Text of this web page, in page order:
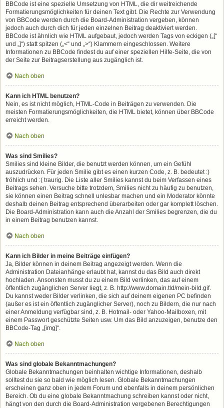
BBCode ist eine spezielle Umsetzung von HTML, die dir weitreichende
Formatierungsmöglichkeiten für deinen Text gibt. Die Rechte zur Verwendung
von BBCode werden durch die Board-Administration vergeben, können
jedoch auch durch dich für jeden einzelnen Beitrag deaktiviert werden.
BBCode ist ähnlich wie HTML aufgebaut, jedoch werden Tags von eckigen („[“
und „]“) statt spitzen („<“ und „>“) Klammern eingeschlossen. Weitere
Informationen zu BBCode findest du auf einer speziellen Hilfe-Seite, die von
der Seite zur Beitragserstellung aus zugänglich ist.
Nach oben
Kann ich HTML benutzen?
Nein, es ist nicht möglich, HTML-Code in Beiträgen zu verwenden. Die
meisten Formatierungsmöglichkeiten, die HTML bietet, können über BBCode
erreicht werden.
Nach oben
Was sind Smilies?
Smilies sind kleine Bilder, die benutzt werden können, um ein Gefühl
auszudrücken. Für jeden Smilie gibt es einen kurzen Code, z. B. bedeutet :)
fröhlich und :( traurig. Die Liste aller Smilies kannst du beim Verfassen eines
Beitrags sehen. Versuche bitte trotzdem, Smilies nicht zu häufig zu benutzen,
sie können einen Beitrag schnell unlesbar machen und ein Moderator könnte
deshalb deinen Beitrag entsprechend überarbeiten oder gar komplett löschen.
Die Board-Administration kann auch die Anzahl der Smilies begrenzen, die du
in einem Beitrag benutzen kannst.
Nach oben
Kann ich Bilder in meine Beiträge einfügen?
Ja, Bilder können in deinem Beitrag angezeigt werden. Wenn die
Administration Dateianhänge erlaubt hat, kannst du das Bild auch direkt
hochladen. Ansonsten musst du zu einem Bild verlinken, das auf einem
öffentlich zugänglichen Server liegt, z. B. http://www.domain.tld/mein-bild.gif.
Du kannst weder Bilder verlinken, die sich auf deinem eigenen PC befinden
(außer es ist ein öffentlich zugänglicher Server), noch zu Bildern, die nur nach
einer Anmeldung verfügbar sind, z. B. Hotmail- oder Yahoo-Mailboxen, mit
einem Passwort geschützte Seiten usw. Um das Bild anzuzeigen, benutze den
BBCode-Tag „[img]“.
Nach oben
Was sind globale Bekanntmachungen?
Globale Bekanntmachungen beinhalten wichtige Informationen, deshalb
solltest du sie so bald wie möglich lesen. Globale Bekanntmachungen
erscheinen ganz oben in jedem Forum und ebenfalls in deinem persönlichen
Bereich. Ob du eine globale Bekanntmachung schreiben kannst oder nicht,
hängt von den durch die Board-Administration vergebenen Berechtigungen